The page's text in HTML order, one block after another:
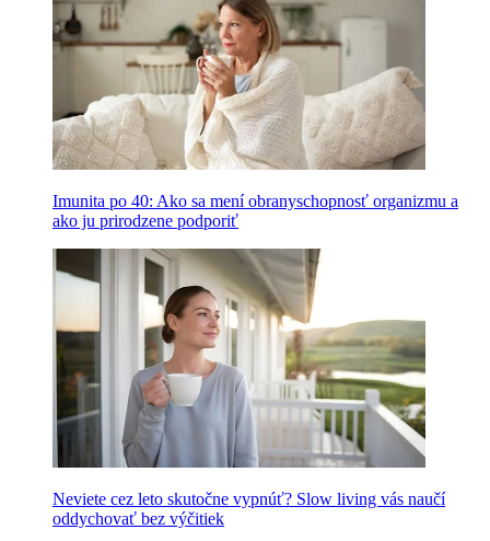
Imunita po 40: Ako sa mení obranyschopnosť organizmu a
ako ju prirodzene podporiť
Neviete cez leto skutočne vypnúť? Slow living vás naučí
oddychovať bez výčitiek